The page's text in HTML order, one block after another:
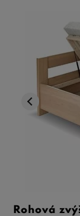
Rohová